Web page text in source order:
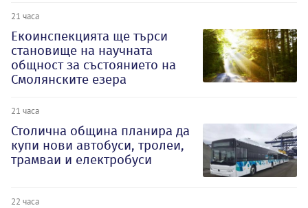
21 часа
Екоинспекцията ще търси
становище на научната
общност за състоянието на
Смолянските езера
21 часа
Столична община планира да
купи нови автобуси, тролеи,
трамваи и електробуси
22 часа